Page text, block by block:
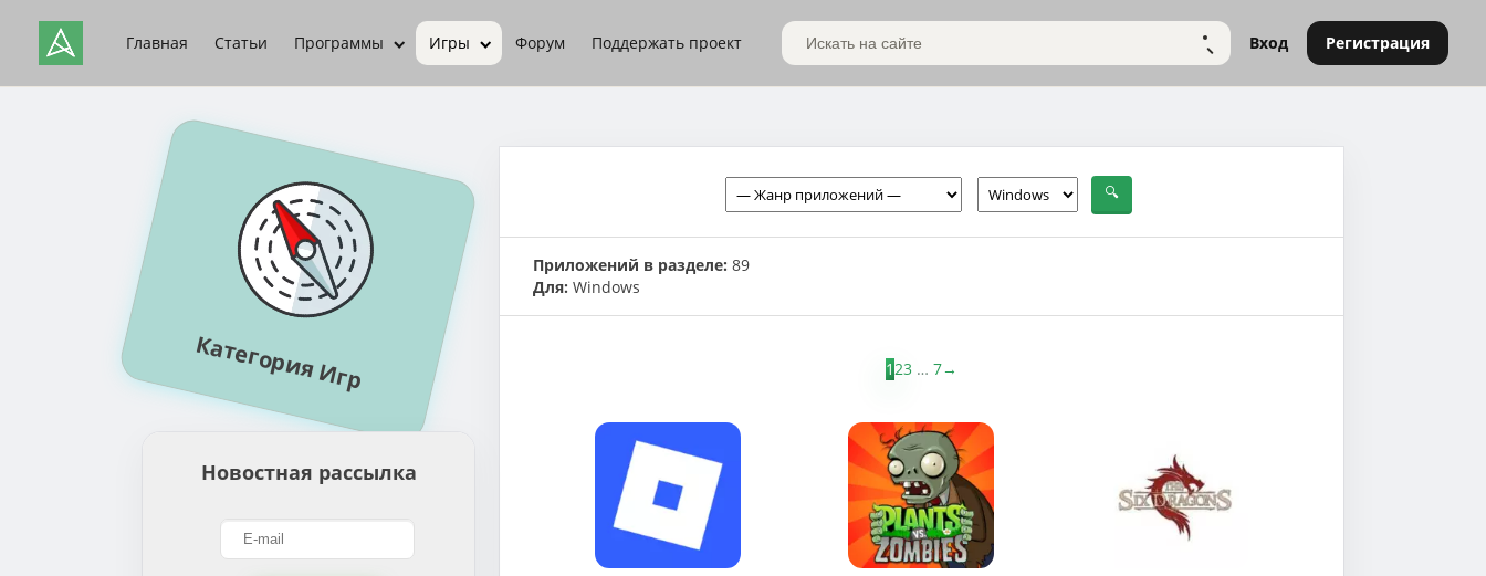
Главная Статьи Программы Игры Форум Поддержать проект Поиск по сайту НАЙТИВход Регистрация
Категория Игр
Приложений в разделе: 89
Для: Windows
1 23 … 7→
Новостная рассылка